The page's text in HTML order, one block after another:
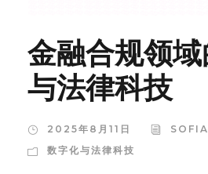
金融合规领
与法律科技
2025年8月11日
数字化与法律科技